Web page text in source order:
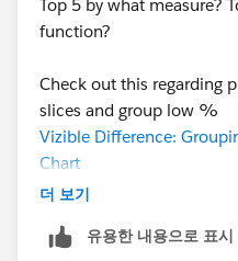
Top 5 by what measure?
function?
Check out this regarding
slices and group low %
Vizible Difference:
Chart
Vizible Difference: The
더 보기
유용한 내용으로 표시